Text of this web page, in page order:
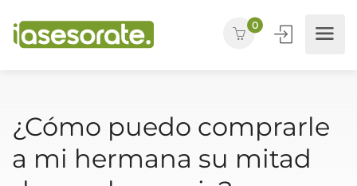
0
¿Cómo puedo comprarle
a mi hermana su mitad